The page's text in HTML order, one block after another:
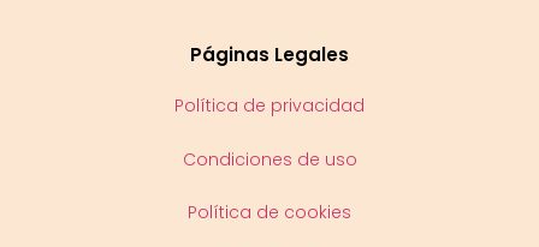
Páginas Legales
Política de privacidad
Condiciones de uso
Política de cookies